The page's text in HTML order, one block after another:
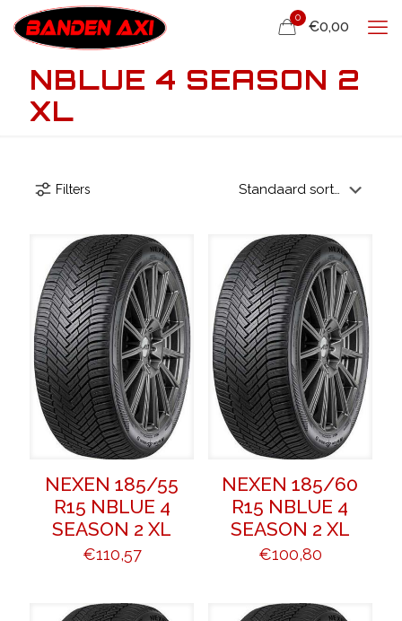
0
€0,00
NBLUE 4 SEASON 2
XL
Filters
NEXEN 185/55
R15 NBLUE 4
SEASON 2 XL
€110,57
NEXEN 185/60
R15 NBLUE 4
SEASON 2 XL
€100,80